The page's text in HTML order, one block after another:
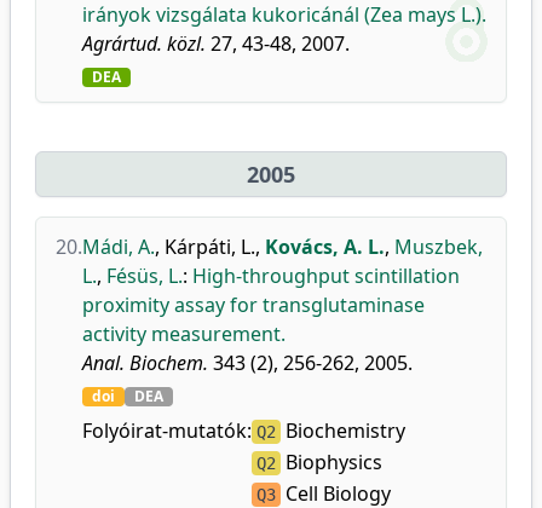
irányok vizsgálata kukoricánál (Zea mays L.).
Agrártud. közl. 27, 43-48, 2007.
DEA
2005
20.Mádi, A., Kárpáti, L., Kovács, A. L., Muszbek,
L., Fésüs, L.: High-throughput scintillation
proximity assay for transglutaminase
activity measurement.
Anal. Biochem. 343 (2), 256-262, 2005.
doi DEA
Folyóirat-mutatók: Q2 Biochemistry
Q2 Biophysics
Q3 Cell Biology